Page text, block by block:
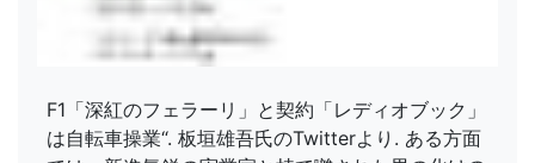
F1「深紅のフェラーリ」と契約「レディオブック」
は自転車操業“. 板垣雄吾氏のTwitterより. ある方面